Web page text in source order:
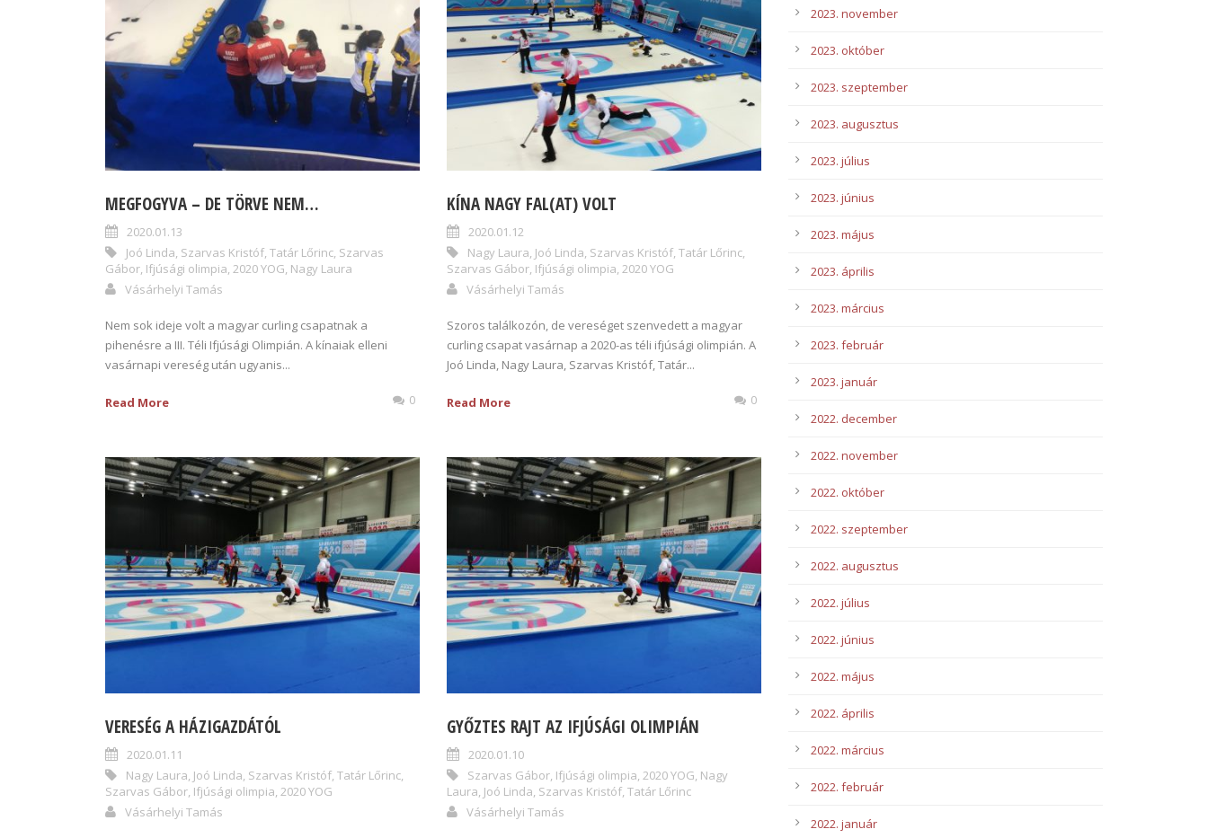
MEGFOGYVA – DE TÖRVE NEM…
2020.01.13
Joó Linda, Szarvas Kristóf, Tatár Lőrinc, Szarvas
Gábor, Ifjúsági olimpia, 2020 YOG, Nagy Laura
Vásárhelyi Tamás
Nem sok ideje volt a magyar curling csapatnak a
pihenésre a III. Téli Ifjúsági Olimpián. A kínaiak elleni
vasárnapi vereség után ugyanis...
Read More 0
KÍNA NAGY FAL(AT) VOLT
2020.01.12
Nagy Laura, Joó Linda, Szarvas Kristóf, Tatár Lőrinc,
Szarvas Gábor, Ifjúsági olimpia, 2020 YOG
Vásárhelyi Tamás
Szoros találkozón, de vereséget szenvedett a magyar
curling csapat vasárnap a 2020-as téli ifjúsági olimpián. A
Joó Linda, Nagy Laura, Szarvas Kristóf, Tatár...
Read More 0
VERESÉG A HÁZIGAZDÁTÓL
2020.01.11
Nagy Laura, Joó Linda, Szarvas Kristóf, Tatár Lőrinc,
Szarvas Gábor, Ifjúsági olimpia, 2020 YOG
Vásárhelyi Tamás
GYŐZTES RAJT AZ IFJÚSÁGI OLIMPIÁN
2020.01.10
Szarvas Gábor, Ifjúsági olimpia, 2020 YOG, Nagy
Laura, Joó Linda, Szarvas Kristóf, Tatár Lőrinc
Vásárhelyi Tamás
2023. november
2023. október
2023. szeptember
2023. augusztus
2023. július
2023. június
2023. május
2023. április
2023. március
2023. február
2023. január
2022. december
2022. november
2022. október
2022. szeptember
2022. augusztus
2022. július
2022. június
2022. május
2022. április
2022. március
2022. február
2022. január